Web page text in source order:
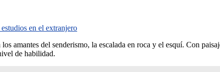
en el extranjero
amantes del senderismo, la escalada en roca y el esquí. Con
de habilidad.